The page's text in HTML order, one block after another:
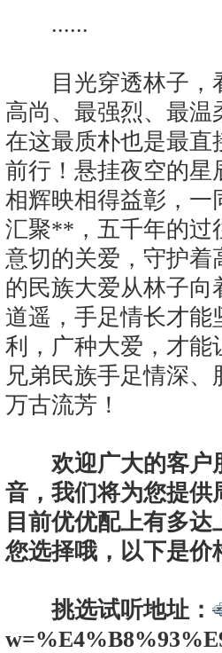
......
目光穿透林子，看
高尚、最强烈、最
在这最质朴也是最直
前行！悬挂夜空的星
相辉映相得益彰，一
汇聚**，五千年的过
意切的关爱，守护着
的民族大爱从林子
道遥，手足情长才
利，广种大爱，才能
兄弟民族手足情深
万古流芳！
欢迎广大的客户
音，我们将为您提供
目前优优配上有多
您选择哦，以下是价
挑选试听地址：